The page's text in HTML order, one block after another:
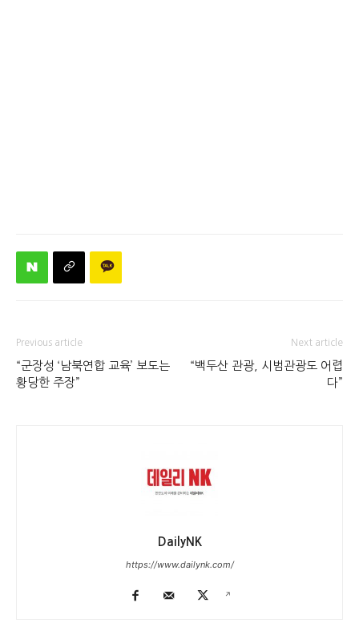
Previous article
“군장성 ‘남북연합 교육’ 보도는
황당한 주장”
Next article
“백두산 관광, 시범관광도 어렵
다”
DailyNK
https://www.dailynk.com/